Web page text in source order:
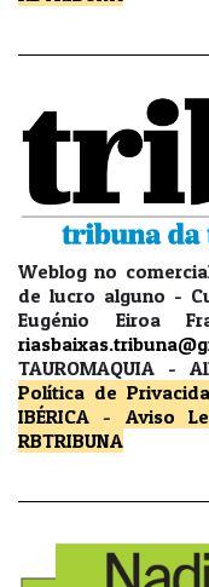
Weblog no
de lucro alguno -
Eugénio Eiroa
TAUROMAQUIA -
Política de
IBÉRICA - Aviso
RBTRIBUNA